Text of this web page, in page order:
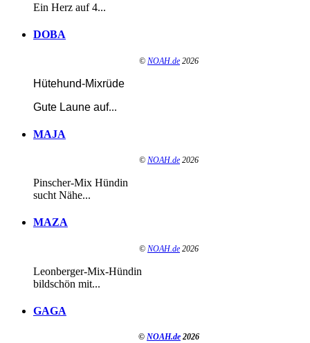
Ein Herz auf 4...
DOBA
© NOAH.de 2026
Hütehund-Mixrüde
Gute Laune auf...
MAJA
© NOAH.de 2026
Pinscher-Mix Hündin
sucht Nähe...
MAZA
© NOAH.de 2026
Leonberger-Mix-Hündin
bildschön mit...
GAGA
© NOAH.de 2026